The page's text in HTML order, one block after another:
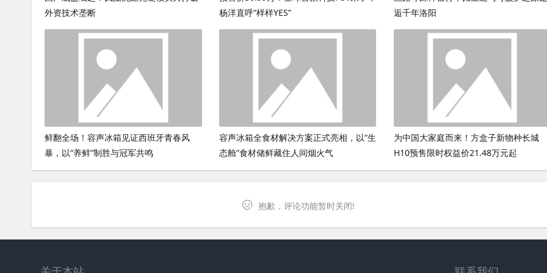
外资技术垄断
杨洋直呼“样样YES”
逅千年洛阳
鲜翻全场！容声冰箱见证西班牙青春风
暴，以“养鲜”制胜与冠军共鸣
容声冰箱全食材解决方案正式亮相，以“生
态舱”食材储鲜藏住人间烟火气
为中国大家庭而来！方盒子新物种长城
H10预售限时权益价21.48万元起
抱歉，评论功能暂时关闭!